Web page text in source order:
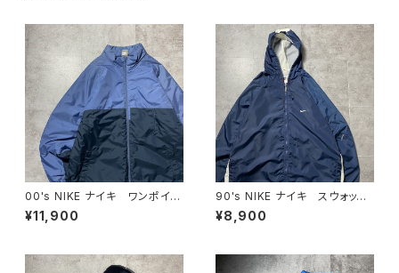
00's NIKE ナイキ ワンポイン
ト ラベルロゴ バイカラー
中綿 ナイロンジャケット
¥11,900
90's NIKE ナイキ スウォッシ
ュ 両面刺繍 ネイビー フー
ド ナイロンジャケット
¥8,900